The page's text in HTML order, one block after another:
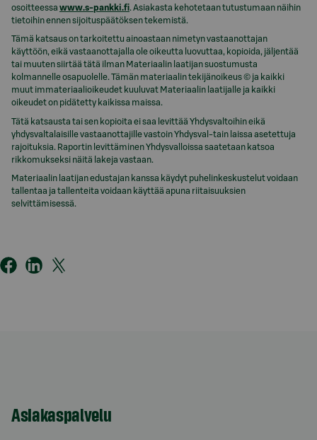
osoitteessa www.s-pankki.fi. Asiakasta kehotetaan tutustumaan näihin
tietoihin ennen sijoituspäätöksen tekemistä.
Tämä katsaus on tarkoitettu ainoastaan nimetyn vastaanottajan
käyttöön, eikä vastaanottajalla ole oikeutta luovuttaa, kopioida, jäljentää
tai muuten siirtää tätä ilman Materiaalin laatijan suostumusta
kolmannelle osapuolelle. Tämän materiaalin tekijänoikeus © ja kaikki
muut immateriaalioikeudet kuuluvat Materiaalin laatijalle ja kaikki
oikeudet on pidätetty kaikissa maissa.
Tätä katsausta tai sen kopioita ei saa levittää Yhdysvaltoihin eikä
yhdysvaltalaisille vastaanottajille vastoin Yhdysval-tain laissa asetettuja
rajoituksia. Raportin levittäminen Yhdysvalloissa saatetaan katsoa
rikkomukseksi näitä lakeja vastaan.
Materiaalin laatijan edustajan kanssa käydyt puhelinkeskustelut voidaan
tallentaa ja tallenteita voidaan käyttää apuna riitaisuuksien
selvittämisessä.
Asiakaspalvelu